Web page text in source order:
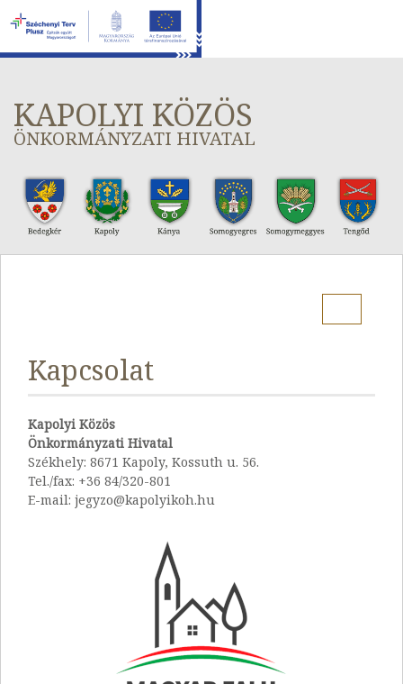
KAPOLYI KÖZÖS
ÖNKORMÁNYZATI HIVATAL
Kapcsolat
Kapolyi Közös
Önkormányzati Hivatal
Székhely: 8671 Kapoly, Kossuth u. 56.
Tel./fax: +36 84/320-801
E-mail: jegyzo@kapolyikoh.hu